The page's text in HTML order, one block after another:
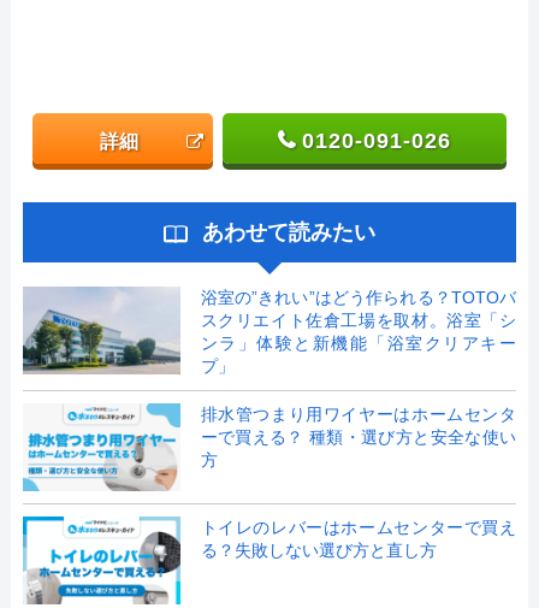
詳細 0120-091-026
あわせて読みたい
浴室の”きれい”はどう作られる？TOTOバ
スクリエイト佐倉工場を取材。浴室「シ
ンラ」体験と新機能「浴室クリアキー
プ」
排水管つまり用ワイヤーはホームセンタ
ーで買える？ 種類・選び方と安全な使い
方
トイレのレバーはホームセンターで買え
る？失敗しない選び方と直し方